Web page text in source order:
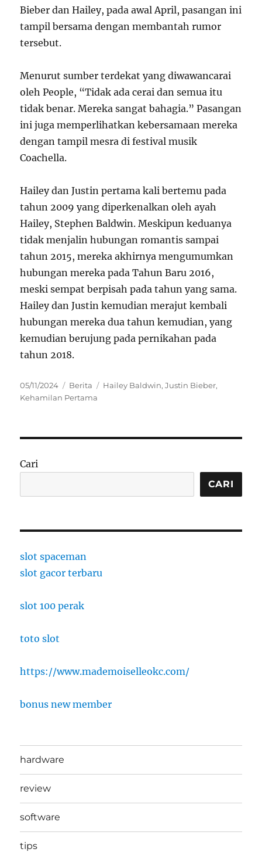
Bieber dan Hailey, pada awal April, pasangan ini
tampil bersama dengan membantah rumor
tersebut.
Menurut sumber terdekat yang diwawancarai
oleh People, “Tidak ada cerai dan semua itu
tidak benar. Mereka sangat bahagia.” Pasangan
ini juga memperlihatkan kebersamaan mereka
dengan tampil mesra di festival musik
Coachella.
Hailey dan Justin pertama kali bertemu pada
tahun 2009 yang diperkenalkan oleh ayah
Hailey, Stephen Baldwin. Meskipun keduanya
tidak menjalin hubungan romantis sampai
tahun 2015, mereka akhirnya mengumumkan
hubungan mereka pada Tahun Baru 2016,
meski sempat berpisah pada tahun yang sama.
Hailey dan Justin kemudian merajut kembali
hubungan mereka dua tahun kemudian, yang
kemudian berujung pada pernikahan pada
tahun 2018.
Posted
on
05/11/2024 Categories
Berita Tags
Hailey Baldwin,Justin Bieber,
Kehamilan Pertama
Cari
CARI
slot spaceman
slot gacor terbaru
slot 100 perak
toto slot
https://www.mademoiselleokc.com/
bonus new member
hardware
review
software
tips